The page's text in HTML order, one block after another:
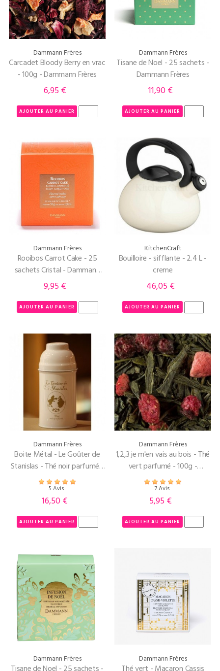
Dammann Frères
Carcadet Bloody Berry en vrac
- 100g - Dammann Frères
Prix
6,95 €
AJOUTER AU PANIER
Dammann Frères
Tisane de Noel - 25 sachets -
Dammann Frères
Prix
11,90 €
AJOUTER AU PANIER
Dammann Frères
Rooibos Carrot Cake - 25
sachets Cristal - Dammann
Frères
Prix
9,95 €
AJOUTER AU PANIER
KitchenCraft
Bouilloire - sifflante - 2.4 L -
creme
Prix
46,05 €
AJOUTER AU PANIER
Dammann Frères
Boite Métal - Le Goûter de
Stanislas - Thé noir parfumé -
90g
5 Avis
Prix
16,50 €
AJOUTER AU PANIER
Dammann Frères
1,2,3 je m'en vais au bois - Thé
vert parfumé - 100g -
Dammann Frères -
7 Avis
Prix
5,95 €
AJOUTER AU PANIER
Dammann Frères Dammann Frères